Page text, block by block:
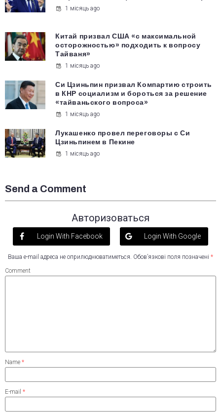
1 місяць ago
Китай призвал США «с максимальной
осторожностью» подходить к вопросу
Тайваня»
1 місяць ago
Си Цзиньпин призвал Компартию строить
в КНР социализм и бороться за решение
«тайваньского вопроса»
1 місяць ago
Лукашенко провел переговоры с Си
Цзиньпинем в Пекине
1 місяць ago
Send a Comment
Авторизоваться
Login With Facebook Login With Google
Ваша e-mail адреса не оприлюднюватиметься. Обов’язкові поля позначені *
Comment
Name *
E-mail *